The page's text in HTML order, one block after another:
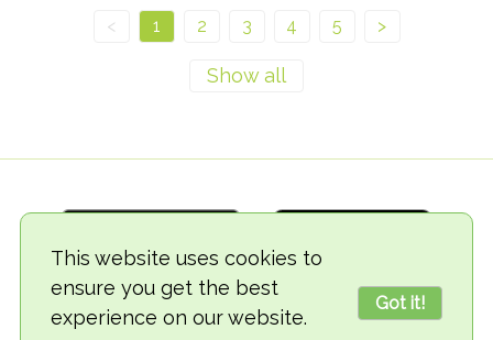
This website uses cookies to
ensure you get the best
experience on our website.
Got it!
< 1 2 3 4 5 >
© 2018-2026 TheVegCat